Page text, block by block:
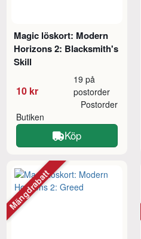
Magic löskort: Modern
Horizons 2: Blacksmith's
Skill
10 kr
19 på
postorder
Butiken
Postorder
Köp
Mängdrabatt